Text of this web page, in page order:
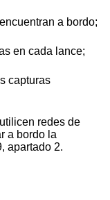
a bordo;
en cada lance;
capturas
redes de
a bordo la
apartado 2.